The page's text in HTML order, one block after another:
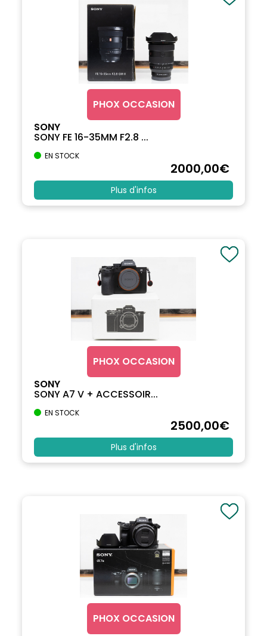
PHOX OCCASION
SONY
SONY FE 16-35MM F2.8 ...
EN STOCK
2000,00€
Plus d'infos
PHOX OCCASION
SONY
SONY A7 V + ACCESSOIR...
EN STOCK
2500,00€
Plus d'infos
PHOX OCCASION